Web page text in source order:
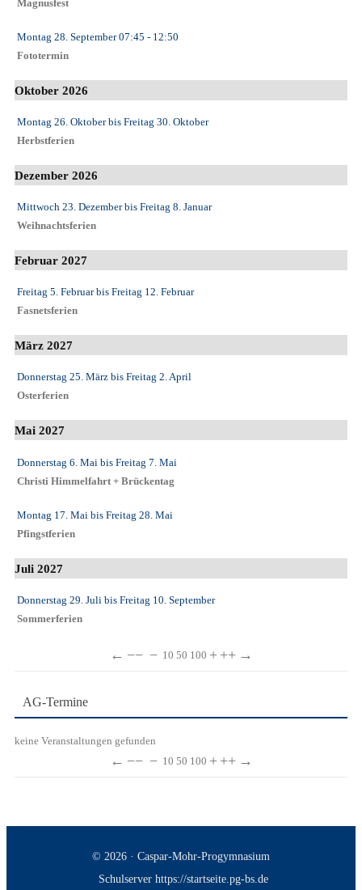
Magnusfest
Montag 28. September07:45 - 12:50
Fototermin
Oktober 2026
Montag 26. Oktoberbis Freitag 30. Oktober
Herbstferien
Dezember 2026
Mittwoch 23. Dezemberbis Freitag 8. Januar
Weihnachtsferien
Februar 2027
Freitag 5. Februarbis Freitag 12. Februar
Fasnetsferien
März 2027
Donnerstag 25. März bis Freitag 2. April
Osterferien
Mai 2027
Donnerstag 6. Mai bis Freitag 7. Mai
Christi Himmelfahrt + Brückentag
Montag 17. Mai bis Freitag 28. Mai
Pfingstferien
Juli 2027
Donnerstag 29. Juli bis Freitag 10. September
Sommerferien
← −− − 10 50 100 + ++ →
AG-Termine
keine Veranstaltungen gefunden
← −− − 10 50 100 + ++ →
© 2026 · Caspar-Mohr-Progymnasium
Schulserver https://startseite.pg-bs.de